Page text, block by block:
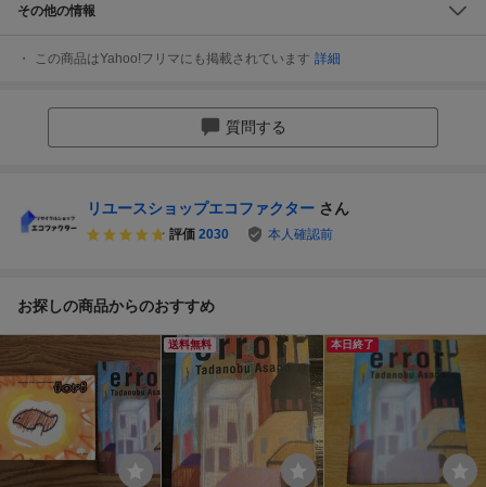
その他の情報
この商品はYahoo!フリマにも掲載されています 詳細
質問する
リユースショップエコファクター さん
評価 2030 本人確認前
お探しの商品からのおすすめ
送料無料 本日終了